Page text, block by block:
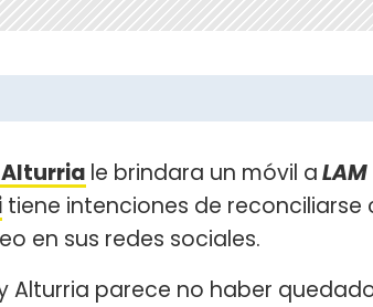
Alturria le brindara un móvil aLAM
tiene intenciones de
en sus redes sociales.
Alturria parece no haber